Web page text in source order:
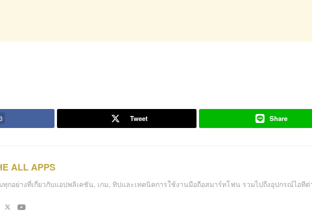
Tweet Share
ALL APPS
ทุกอย่างที่เกี่ยวกับแอปพลิเคชัน, เกม, ทิปและเทคนิคการใช้งานมือถือสมาร์ทโฟน รวมไปถึงอุปกรณ์ไอทีต่